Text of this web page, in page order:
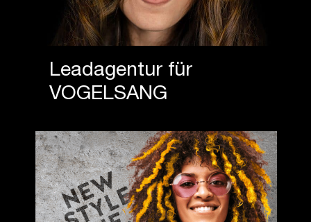
Leadagentur für
VOGELSANG